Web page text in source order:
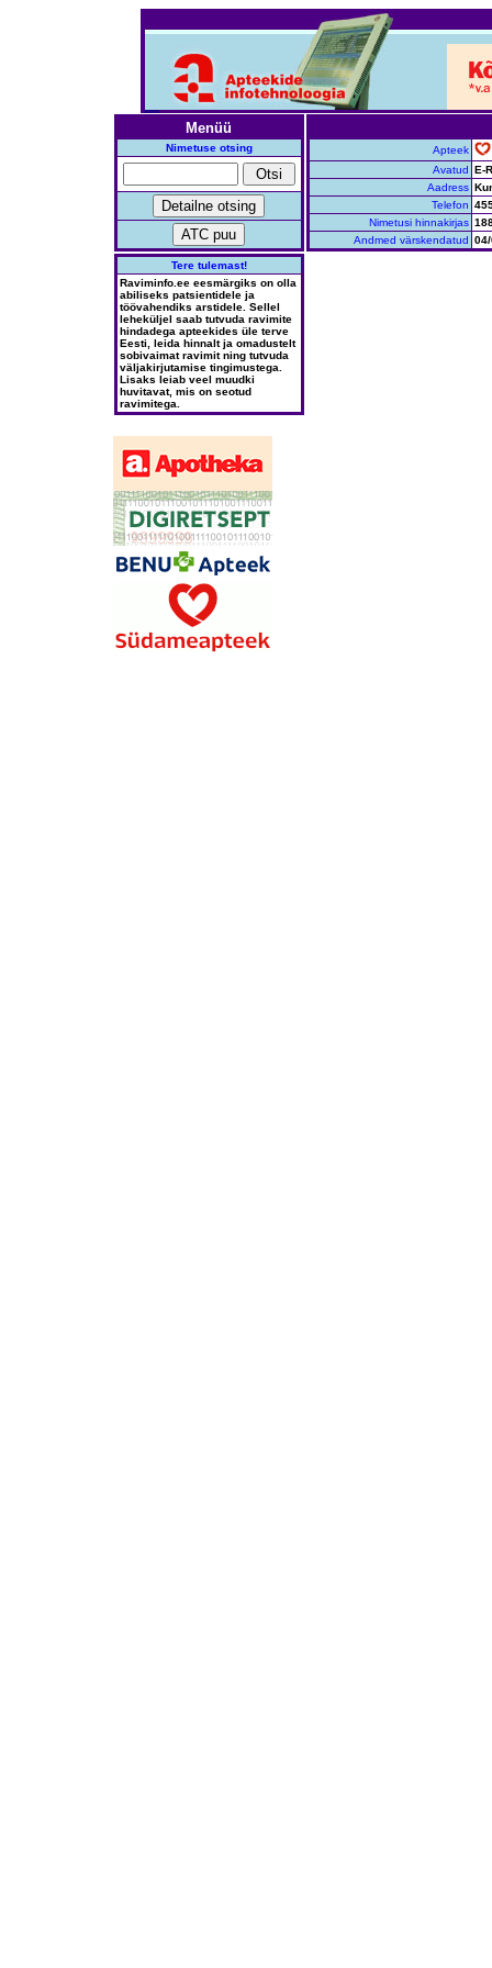
Menüü
Nimetuse otsing
Tere tulemast!
Raviminfo.ee eesmärgiks on olla
abiliseks patsientidele ja
töövahendiks arstidele. Sellel
leheküljel saab tutvuda ravimite
hindadega apteekides üle terve
Eesti, leida hinnalt ja omadustelt
sobivaimat ravimit ning tutvuda
väljakirjutamise tingimustega.
Lisaks leiab veel muudki
huvitavat, mis on seotud
ravimitega.
Apteek
Avatud E-
Aadress
Telefon
Nimetusi hinnakirjas
Andmed värskendatud